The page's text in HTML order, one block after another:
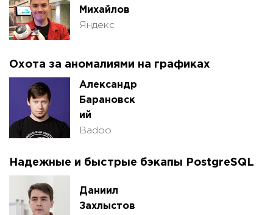
Михайлов
Яндекс
Охота за аномалиями на графиках
Александр
Барановск
ий
Badoo
Надежные и быстрые бэкапы PostgreSQL
Даниил
Захлыстов